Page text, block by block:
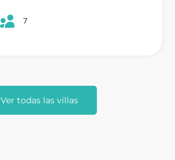
7
Ver todas las villas